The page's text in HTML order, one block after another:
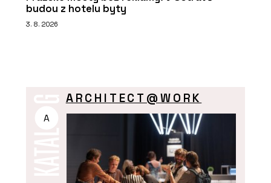
budou z hotelu byty
3. 8. 2026
A
ARCHITECT@WORK